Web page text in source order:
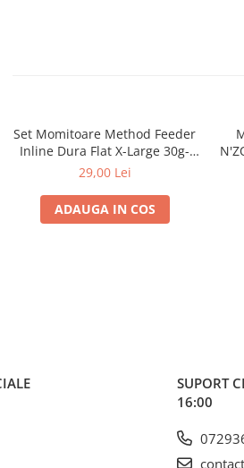
Set Momitoare Method Feeder
Inline Dura Flat X-Large 30g-
40g-50g | PRO FL
29,00 Lei
ADAUGA IN COS
SUPORT
16:00